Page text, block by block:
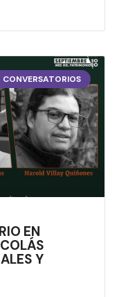
CONVERSATORIOS
EN
Y